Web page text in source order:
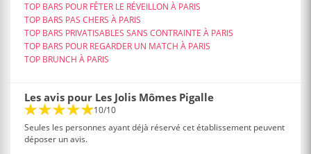
TOP BARS POUR FÊTER LE RÉVEILLON À PARIS
TOP BARS PAS CHERS À PARIS
TOP BARS PRIVATISABLES SANS CONTRAINTE À PARIS
TOP BARS POUR REGARDER UN MATCH À PARIS
TOP BRUNCH À PARIS
Les avis pour Les Jolis Mômes Pigalle
10/10
Seules les personnes ayant déjà réservé cet établissement peuvent
déposer un avis.